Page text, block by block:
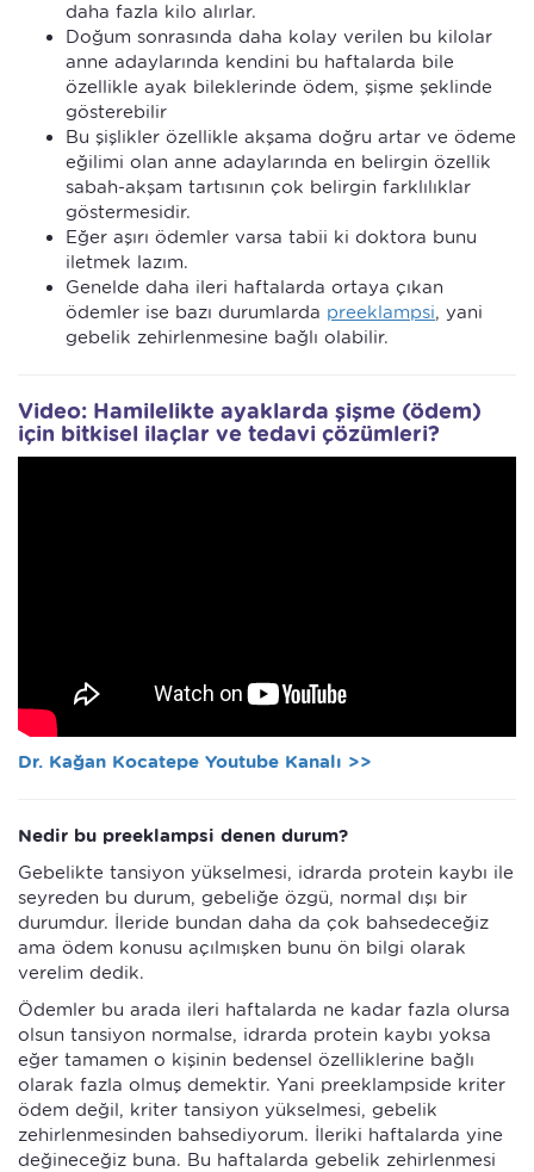
daha fazla kilo alırlar.
Doğum sonrasında daha kolay verilen bu kilolar
anne adaylarında kendini bu haftalarda bile
özellikle ayak bileklerinde ödem, şişme şeklinde
gösterebilir
Bu şişlikler özellikle akşama doğru artar ve ödeme
eğilimi olan anne adaylarında en belirgin özellik
sabah-akşam tartısının çok belirgin farklılıklar
göstermesidir.
Eğer aşırı ödemler varsa tabii ki doktora bunu
iletmek lazım.
Genelde daha ileri haftalarda ortaya çıkan
ödemler ise bazı durumlarda preeklampsi, yani
gebelik zehirlenmesine bağlı olabilir.
Video: Hamilelikte ayaklarda şişme (ödem)
için bitkisel ilaçlar ve tedavi çözümleri?
Dr. Kağan Kocatepe Youtube Kanalı >>
Nedir bu preeklampsi denen durum?
Gebelikte tansiyon yükselmesi, idrarda protein kaybı ile
seyreden bu durum, gebeliğe özgü, normal dışı bir
durumdur. İleride bundan daha da çok bahsedeceğiz
ama ödem konusu açılmışken bunu ön bilgi olarak
verelim dedik.
Ödemler bu arada ileri haftalarda ne kadar fazla olursa
olsun tansiyon normalse, idrarda protein kaybı yoksa
eğer tamamen o kişinin bedensel özelliklerine bağlı
olarak fazla olmuş demektir. Yani preeklampside kriter
ödem değil, kriter tansiyon yükselmesi, gebelik
zehirlenmesinden bahsediyorum. İleriki haftalarda yine
değineceğiz buna. Bu haftalarda gebelik zehirlenmesi